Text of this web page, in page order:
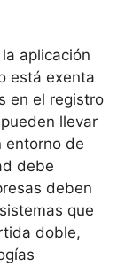
aplicación
está exenta
en el registro
llevar
entorno de
debe
deben
que
doble,